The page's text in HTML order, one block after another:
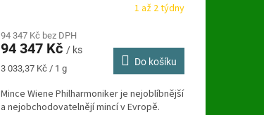
1 až 2 týdny
94 347 Kč bez DPH
94 347 Kč / ks
Měrná
3 033,37 Kč / 1 g
Do košíku
Mince Wiene Philharmoniker je nejoblíbnější
a nejobchodovatelnějí mincí v Evropě.